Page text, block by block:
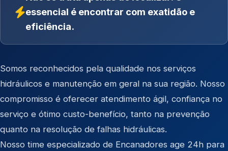
essencial é encontrar com exatidão e
eficiência.
Somos reconhecidos pela qualidade nos serviços
hidráulicos e manutenção em geral na sua região. Nosso
compromisso é oferecer atendimento ágil, confiança no
serviço e ótimo custo-benefício, tanto na prevenção
quanto na resolução de falhas hidráulicas.
Nosso time especializado de Encanadores age 24h para